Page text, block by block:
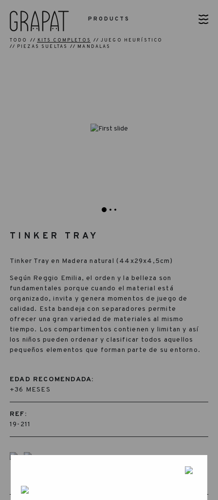
PRODUCTS
TODO KITS COMPLETOS
JUEGO HEURÍSTICO
PIEZAS SUELTAS
MANDALAS
TINKER TRAY
Tinker Tray en Madera natural (44x29x4,5cm)
Según Reggio Emilia, el orden y la belleza son
fundamentales porque cuando el material está
organizado, invita y genera momentos de juego de
calidad. Esta bandeja con separadores permite
ofrecer una gran variedad de materiales al mismo
tiempo. Los compartimentos contienen y limitan y así
los niños pueden ordenar y clasificar todos aquellos
pequeños elementos que forman parte de su entorno.
EDAD RECOMENDADA:
+36 MESES
REF:
19-211